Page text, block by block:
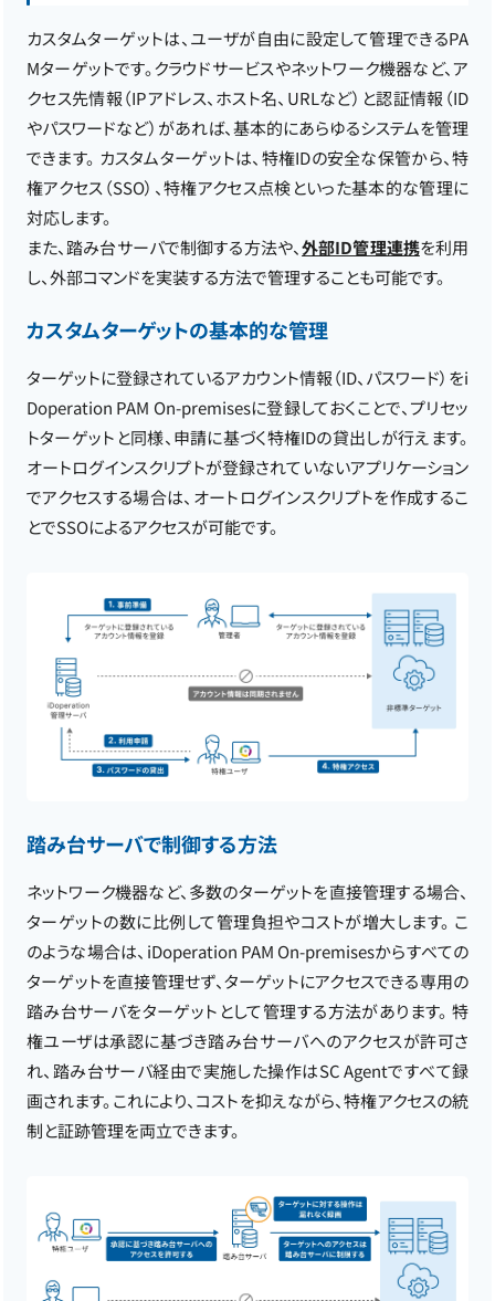
カスタムターゲットは、ユーザが自由に設定して管理できるPA
Mターゲットです。クラウドサービスやネットワーク機器など、ア
クセス先情報（IPアドレス、ホスト名、URLなど）と認証情報（ID
やパスワードなど）があれば、基本的にあらゆるシステムを管理
できます。 カスタムターゲットは、特権IDの安全な保管から、特
権アクセス（SSO）、特権アクセス点検といった基本的な管理に
対応します。
また、踏み台サーバで制御する方法や、外部ID管理連携を利用
し、外部コマンドを実装する方法で管理することも可能です。
カスタムターゲットの基本的な管理
ターゲットに登録されているアカウント情報（ID、パスワード）をi
Doperation PAM On-premisesに登録しておくことで、プリセッ
トターゲットと同様、申請に基づく特権IDの貸出しが行えます。
オートログインスクリプトが登録されていないアプリケーション
でアクセスする場合は、オートログインスクリプトを作成するこ
とでSSOによるアクセスが可能です。
踏み台サーバで制御する方法
ネットワーク機器など、多数のターゲットを直接管理する場合、
ターゲットの数に比例して管理負担やコストが増大します。 こ
のような場合は、iDoperation PAM On-premisesからすべての
ターゲットを直接管理せず、ターゲットにアクセスできる専用の
踏み台サーバをターゲットとして管理する方法があります。 特
権ユーザは承認に基づき踏み台サーバへのアクセスが許可さ
れ、踏み台サーバ経由で実施した操作はSC Agentですべて録
画されます。これにより、コストを抑えながら、特権アクセスの統
制と証跡管理を両立できます。